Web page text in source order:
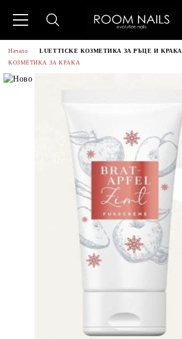
Начало
LUETTICKE КОЗМЕТИКА ЗА РЪЦЕ И КРАКА
КОЗМЕТИКА ЗА КРАКА